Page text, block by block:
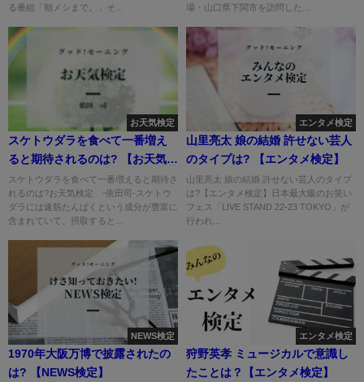
る番組「朝メシまで。」そ...
場・山口県下関市を訪問した...
お天気検定
スケトウダラを食べて一番増え
ると期待されるのは? 【お天気検
定】
スケトウダラを食べて一番増えると期待さ
れるのは?お天気検定 -依田司-スケトウ
ダラには速筋たんぱくという成分が豊富に
含まれていて、摂取すると...
エンタメ検定
山里亮太 娘の結婚 許せない芸人
のタイプは? 【エンタメ検定】
山里亮太 娘の結婚 許せない芸人のタイプ
は?【エンタメ検定】日本最大級のお笑い
フェス「LIVE STAND 22-23 TOKYO」が
行われ...
NEWS検定
1970年大阪万博で披露されたの
は? 【NEWS検定】
エンタメ検定
狩野英孝 ミュージカルで意識し
たことは？【エンタメ検定】